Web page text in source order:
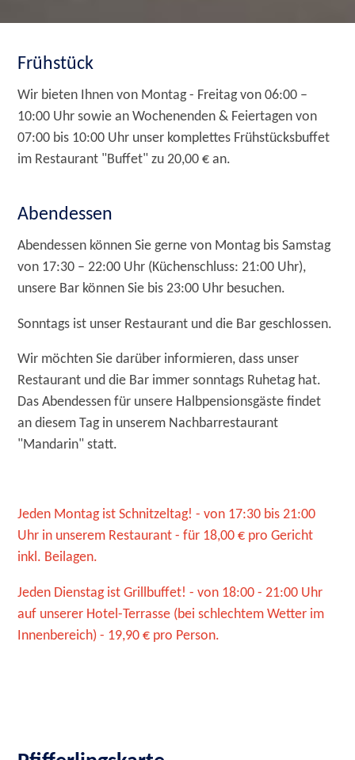
Frühstück
Wir bieten Ihnen von Montag - Freitag von 06:00 –
10:00 Uhr sowie an Wochenenden & Feiertagen von
07:00 bis 10:00 Uhr unser komplettes Frühstücksbuffet
im Restaurant "Buffet" zu 20,00 € an.
Abendessen
Abendessen können Sie gerne von Montag bis Samstag
von 17:30 – 22:00 Uhr (Küchenschluss: 21:00 Uhr),
unsere Bar können Sie bis 23:00 Uhr besuchen.
Sonntags ist unser Restaurant und die Bar geschlossen.
Wir möchten Sie darüber informieren, dass unser
Restaurant und die Bar immer sonntags Ruhetag hat.
Das Abendessen für unsere Halbpensionsgäste findet
an diesem Tag in unserem Nachbarrestaurant
"Mandarin" statt.
Jeden Montag ist Schnitzeltag! - von 17:30 bis 21:00
Uhr in unserem Restaurant - für 18,00 € pro Gericht
inkl. Beilagen.
Jeden Dienstag ist Grillbuffet! - von 18:00 - 21:00 Uhr
auf unserer Hotel-Terrasse (bei schlechtem Wetter im
Innenbereich) - 19,90 € pro Person.